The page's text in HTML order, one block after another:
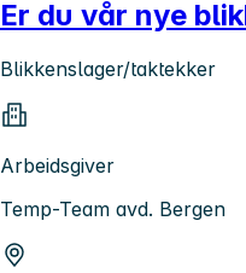
Er du vår nye
Blikkenslager/taktekker
Arbeidsgiver
Temp-Team avd. Bergen